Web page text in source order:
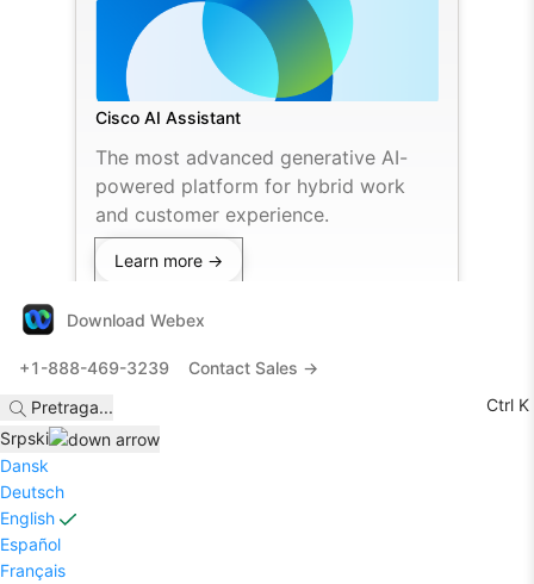
Cisco AI Assistant
The most advanced generative AI-
powered platform for hybrid work
and customer experience.
Learn more →
Download Webex
+1-888-469-3239
Contact Sales →
Pretraga...
Ctrl K
Srpski
Dansk
Deutsch
English
Español
Français